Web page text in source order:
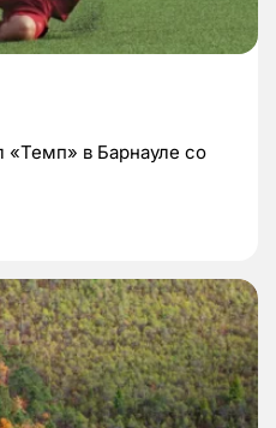
в Барнауле со